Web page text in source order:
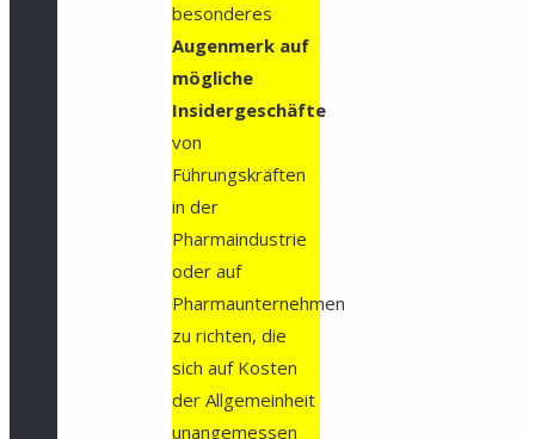
besonderes
Augenmerk auf
mögliche
Insidergeschäfte
von
Führungskräften
in der
Pharmaindustrie
oder auf
Pharmaunternehmen
zu richten, die
sich auf Kosten
der Allgemeinheit
unangemessen